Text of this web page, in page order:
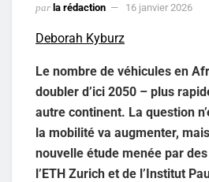
par la rédaction 16 janvier 2026
Deborah Kyburz
Le nombre de véhicules en
doubler d’ici 2050 – plus
autre continent. La question
la mobilité va augmenter,
nouvelle étude menée par
l’ETH Zurich et de l’Institut